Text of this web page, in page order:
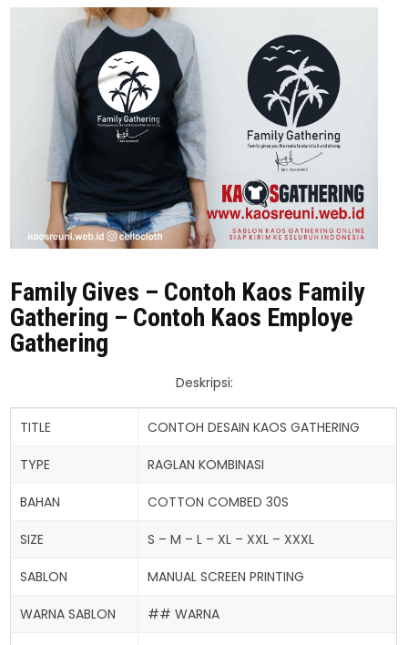
Family Gives – Contoh Kaos Family
Gathering – Contoh Kaos Employe
Gathering
Deskripsi:
TITLE CONTOH DESAIN KAOS GATHERING
TYPE RAGLAN KOMBINASI
BAHAN COTTON COMBED 30S
SIZE S – M – L – XL – XXL – XXXL
SABLON MANUAL SCREEN PRINTING
WARNA SABLON ## WARNA